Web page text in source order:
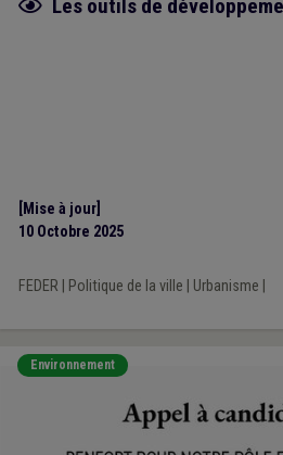
Les outils de
[Mise à jour]
10 Octobre 2025
FEDER Politique de la ville Urbanisme
Environnement